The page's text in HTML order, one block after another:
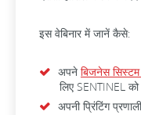
इस वेबिनार में जानें कैसे:
अपने बिजनेस सिस्टम
लिए SENTINEL
अपनी प्रिंटिंग